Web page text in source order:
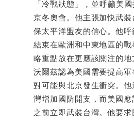
「冷戰狀態」，並呼籲美
京冬奧會。他主張加快武
保太平洋盟友的信心。他
結束在歐洲和中東地區的
略重點放在更應該關注的地
沃爾茲認為美國需要提高軍
對可能與北京發生衝突。他
灣增加國防開支，而美國
之前立即武裝台灣。他要